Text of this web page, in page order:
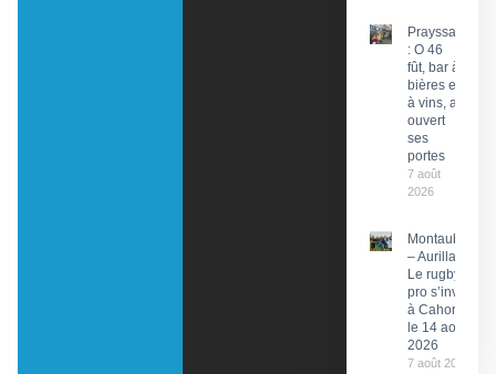
Prayssac
: O 46
fût, bar à
bières et
à vins, a
ouvert
ses
portes
7 août
2026
Montauban
– Aurillac :
Le rugby
pro s’invite
à Cahors
le 14 août
2026
7 août 2026